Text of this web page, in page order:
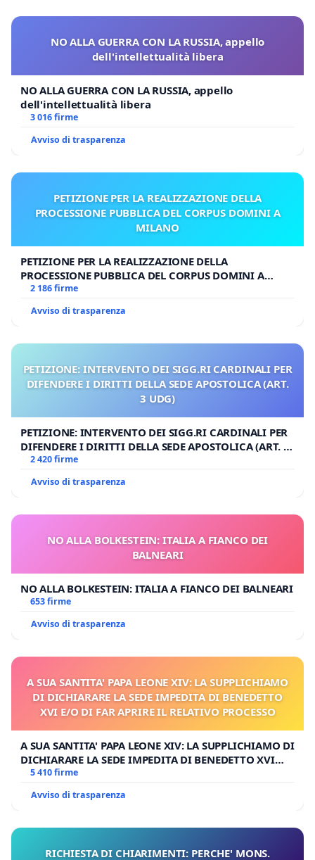
NO ALLA GUERRA CON LA RUSSIA, appello
dell'intellettualità libera
NO ALLA GUERRA CON LA RUSSIA, appello
dell'intellettualità libera
3 016 firme
Avviso di trasparenza
PETIZIONE PER LA REALIZZAZIONE DELLA
PROCESSIONE PUBBLICA DEL CORPUS DOMINI A
MILANO
PETIZIONE PER LA REALIZZAZIONE DELLA
PROCESSIONE PUBBLICA DEL CORPUS DOMINI A
MILANO
2 186 firme
Avviso di trasparenza
PETIZIONE: INTERVENTO DEI SIGG.RI CARDINALI PER
DIFENDERE I DIRITTI DELLA SEDE APOSTOLICA (ART.
3 UDG)
PETIZIONE: INTERVENTO DEI SIGG.RI CARDINALI PER
DIFENDERE I DIRITTI DELLA SEDE APOSTOLICA (ART. 3
UDG)
2 420 firme
Avviso di trasparenza
NO ALLA BOLKESTEIN: ITALIA A FIANCO DEI
BALNEARI
NO ALLA BOLKESTEIN: ITALIA A FIANCO DEI BALNEARI
653 firme
Avviso di trasparenza
A SUA SANTITA' PAPA LEONE XIV: LA SUPPLICHIAMO
DI DICHIARARE LA SEDE IMPEDITA DI BENEDETTO
XVI E/O DI FAR APRIRE IL RELATIVO PROCESSO
A SUA SANTITA' PAPA LEONE XIV: LA SUPPLICHIAMO DI
DICHIARARE LA SEDE IMPEDITA DI BENEDETTO XVI
E/O DI FAR APRIRE IL RELATIVO PROCESSO
5 410 firme
Avviso di trasparenza
RICHIESTA DI CHIARIMENTI: PERCHE' MONS.